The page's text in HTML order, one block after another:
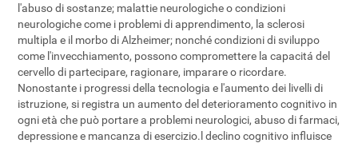
l'abuso di sostanze; malattie neurologiche o condizioni
neurologiche come i problemi di apprendimento, la sclerosi
multipla e il morbo di Alzheimer; nonché condizioni di sviluppo
come l'invecchiamento, possono compromettere la capacitá del
cervello di partecipare, ragionare, imparare o ricordare.
Nonostante i progressi della tecnologia e l'aumento dei livelli di
istruzione, si registra un aumento del deterioramento cognitivo in
ogni età che può portare a problemi neurologici, abuso di farmaci,
depressione e mancanza di esercizio.l declino cognitivo influisce